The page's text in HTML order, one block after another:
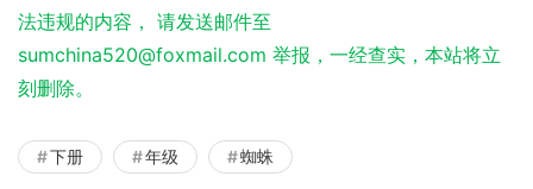
法违规的内容， 请发送邮件至
sumchina520@foxmail.com 举报，一经查实，本站将立
刻删除。
下册 年级 蜘蛛